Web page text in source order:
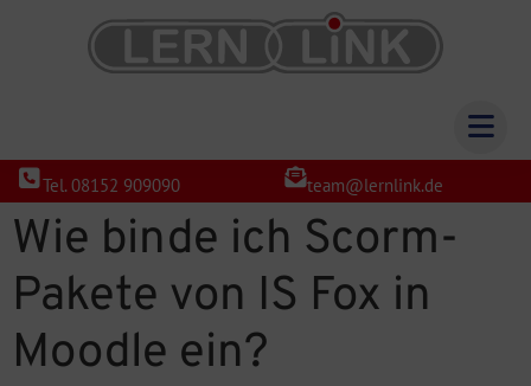
Tel. 08152 909090 team@lernlink.de
Wie binde ich Scorm-
Pakete von IS Fox in
Moodle ein?